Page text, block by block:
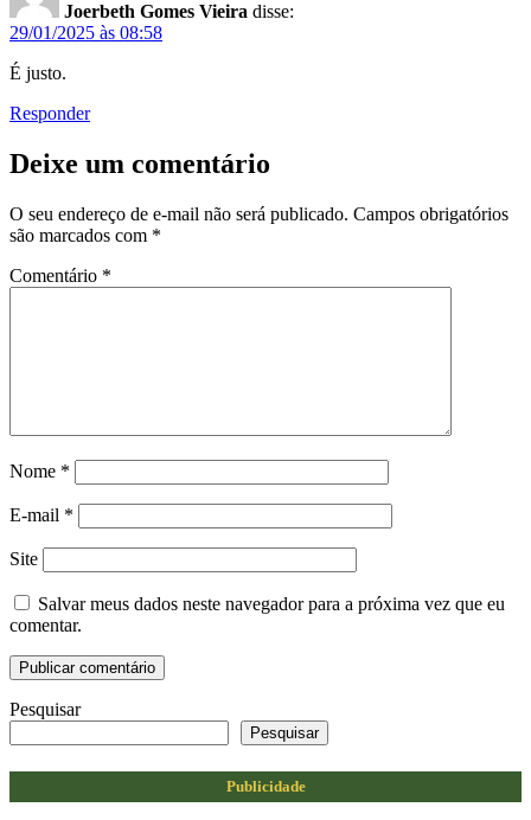
Joerbeth Gomes Vieira disse:
29/01/2025 às 08:58
É justo.
Responder
Deixe um comentário
O seu endereço de e-mail não será publicado. Campos obrigatórios
são marcados com *
Comentário *
Nome *
E-mail *
Site
Salvar meus dados neste navegador para a próxima vez que eu
comentar.
Pesquisar
Pesquisar
Publicidade